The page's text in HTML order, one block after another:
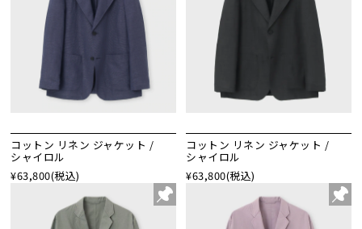
コットン リネン ジャケット /
シャイロル
¥63,800(税込)
コットン リネン ジャケット /
シャイロル
¥63,800(税込)